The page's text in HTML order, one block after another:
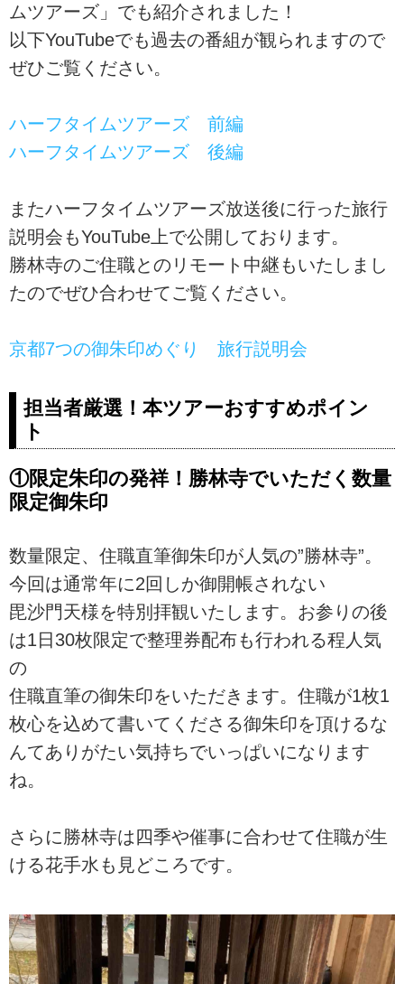
ムツアーズ」でも紹介されました！
以下YouTubeでも過去の番組が観られますので
ぜひご覧ください。
ハーフタイムツアーズ 前編
ハーフタイムツアーズ 後編
またハーフタイムツアーズ放送後に行った旅行
説明会もYouTube上で公開しております。
勝林寺のご住職とのリモート中継もいたしまし
たのでぜひ合わせてご覧ください。
京都7つの御朱印めぐり 旅行説明会
担当者厳選！本ツアーおすすめポイン
ト
①限定朱印の発祥！勝林寺でいただく数量
限定御朱印
数量限定、住職直筆御朱印が人気の”勝林寺”。
今回は通常年に2回しか御開帳されない
毘沙門天様を特別拝観いたします。お参りの後
は1日30枚限定で整理券配布も行われる程人気
の
住職直筆の御朱印をいただきます。住職が1枚1
枚心を込めて書いてくださる御朱印を頂けるな
んてありがたい気持ちでいっぱいになります
ね。
さらに勝林寺は四季や催事に合わせて住職が生
ける花手水も見どころです。